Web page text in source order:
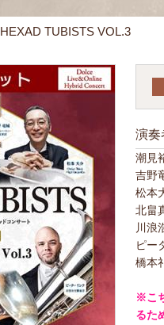
TUBISTS VOL.3
演奏
潮見
吉野
松本
北畠
川浪
ピー
橋本
※こ
るた